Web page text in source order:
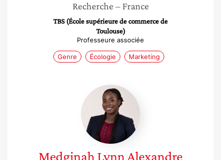
Recherche – France
TBS (École supérieure de commerce de
Toulouse)
Professeure associée
Genre Écologie Marketing
Medginah
Lynn
Alexandre
Medginah LynnAlexandre